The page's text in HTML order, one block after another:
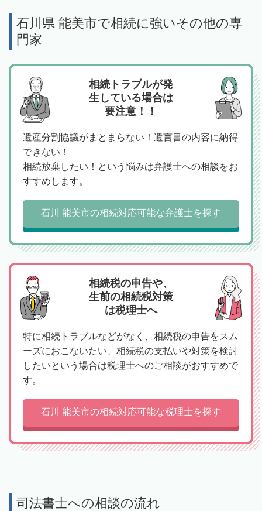
石川県 能美市で相続に強いその他の専
門家
相続トラブルが発
生している場合は
要注意！！
遺産分割協議がまとまらない！遺言書の内容に納得
できない！
相続放棄したい！という悩みは弁護士への相談をお
すすめします。
石川 能美市の相続対応可能な弁護士を探す
相続税の申告や、
生前の相続税対策
は税理士へ
特に相続トラブルなどがなく、相続税の申告をスム
ーズにおこないたい、相続税の支払いや対策を検討
したいという場合は税理士へのご相談がおすすめで
す。
石川 能美市の相続対応可能な税理士を探す
司法書士への相談の流れ